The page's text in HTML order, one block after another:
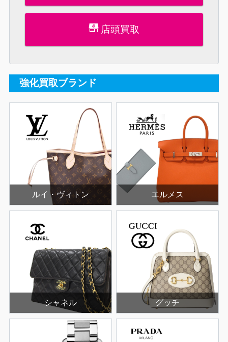
店頭買取
強化買取ブランド
ルイ・ヴィトン エルメス
シャネル グッチ